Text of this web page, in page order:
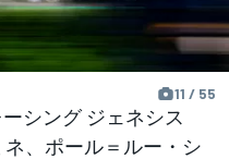
11 / 55
シング ジェネシス
ネ、ポール＝ルー・シ